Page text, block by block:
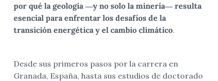
por qué la geología —y no solo la minería— resulta
esencial para enfrentar los desafíos de la
transición energética y el cambio climático.
Desde sus primeros pasos por la carrera en
Granada, España, hasta sus estudios de doctorado